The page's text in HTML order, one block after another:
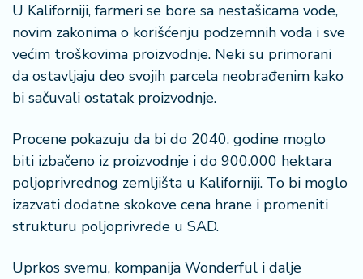
U Kaliforniji, farmeri se bore sa nestašicama vode,
novim zakonima o korišćenju podzemnih voda i sve
većim troškovima proizvodnje. Neki su primorani
da ostavljaju deo svojih parcela neobrađenim kako
bi sačuvali ostatak proizvodnje.
Procene pokazuju da bi do 2040. godine moglo
biti izbačeno iz proizvodnje i do 900.000 hektara
poljoprivrednog zemljišta u Kaliforniji. To bi moglo
izazvati dodatne skokove cena hrane i promeniti
strukturu poljoprivrede u SAD.
Uprkos svemu, kompanija Wonderful i dalje